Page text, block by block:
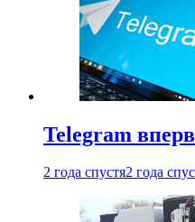
Telegram
2 года спустя2 года